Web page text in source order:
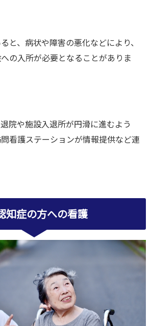
と、病状や障害の悪化などにより、
の入所が必要となることがありま
院や施設入退所が円滑に進むよう
看護ステーションが情報提供など連
知症の方への看護